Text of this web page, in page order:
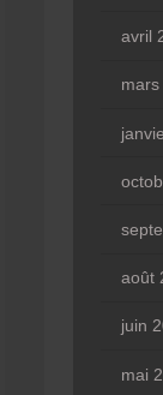
avril
août
juin
mai